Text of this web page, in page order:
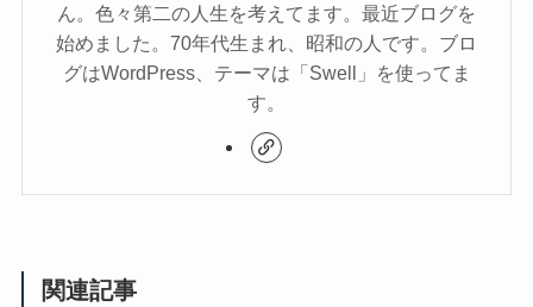
ん。色々第二の人生を考えてます。最近ブログを
始めました。70年代生まれ、昭和の人です。ブロ
グはWordPress、テーマは「Swell」を使ってま
す。
関連記事